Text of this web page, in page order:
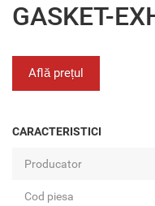
GASKET-
Află prețul
CARACTERISTICI
Producator
Cod piesa